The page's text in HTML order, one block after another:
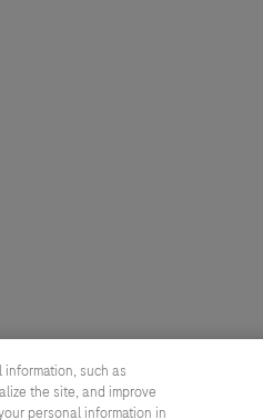
such as
the site, and improve
personal information in